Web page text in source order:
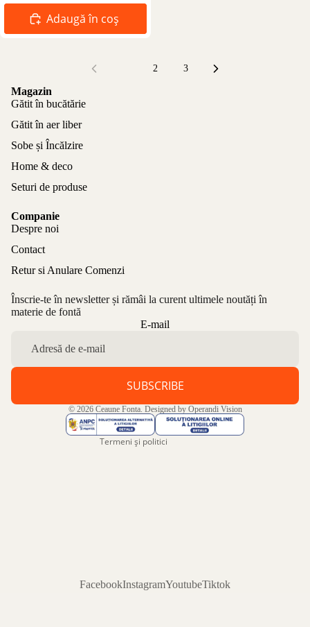
Adaugă în coș
2 3
Magazin
Gătit în bucătărie
Gătit în aer liber
Sobe și Încălzire
Home & deco
Seturi de produse
Companie
Despre noi
Contact
Retur si Anulare Comenzi
Înscrie-te în newsletter și rămâi la curent ultimele noutăți în
materie de fontă
E-mail
SUBSCRIBE
© 2026 Ceaune Fonta. Designed by Operandi Vision
Termeni și politici
Politica de confidențialitate
Aviz legal
FacebookInstagramYoutubeTiktok